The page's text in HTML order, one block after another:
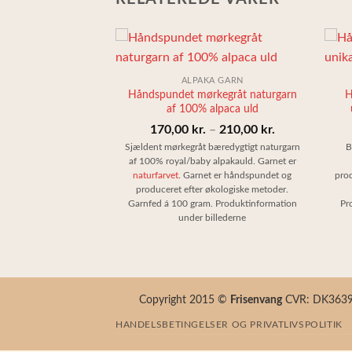
ALPAKA GARN
Håndspundet mørkegråt naturgarn
af 100% alpaca uld
170,00 kr. – 210,00 kr.
170,00 kr.
til
210,00 kr.
Sjældent mørkegråt bæredygtigt naturgarn
af 100% royal/baby alpakauld. Garnet er
naturfarvet . Garnet er håndspundet og
produceret efter økologiske metoder.
Garnfed á 100 gram. Produktinformation
under billederne
+
Copyright 2015 © FrisenvangCVR:
HANDELSBETINGELSER OG PRIVATLIVSPOLITIK